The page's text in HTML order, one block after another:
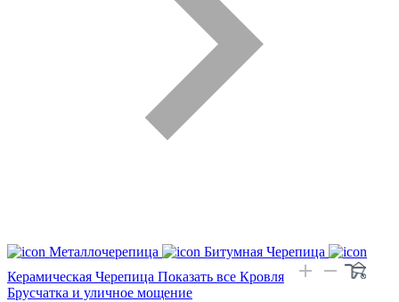
Металлочерепица
Битумная Черепица
Керамическая Черепица Показать все Кровля
Брусчатка и уличное мощение